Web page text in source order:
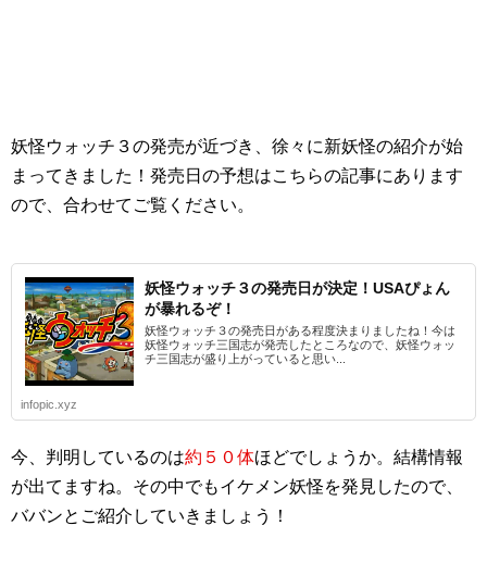
妖怪ウォッチ３の発売が近づき、徐々に新妖怪の紹介が始
まってきました！発売日の予想はこちらの記事にあります
ので、合わせてご覧ください。
妖怪ウォッチ３の発売日が決定！USAぴょん
が暴れるぞ！
妖怪ウォッチ３の発売日がある程度決まりましたね！今は
妖怪ウォッチ三国志が発売したところなので、妖怪ウォッ
チ三国志が盛り上がっていると思い...
infopic.xyz
今、判明しているのは約５０体ほどでしょうか。結構情報
が出てますね。その中でもイケメン妖怪を発見したので、
ババンとご紹介していきましょう！